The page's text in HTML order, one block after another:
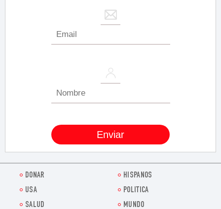
DONAR
HISPANOS
USA
POLITICA
SALUD
MUNDO